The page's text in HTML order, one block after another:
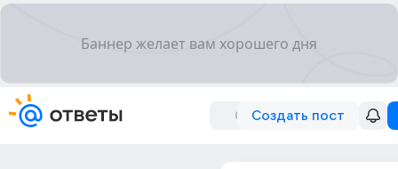
Создать пост